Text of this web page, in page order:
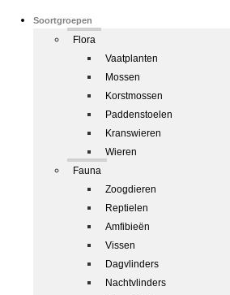
Soortgroepen
Flora
Vaatplanten
Mossen
Korstmossen
Paddenstoelen
Kranswieren
Wieren
Fauna
Zoogdieren
Reptielen
Amfibieën
Vissen
Dagvlinders
Nachtvlinders